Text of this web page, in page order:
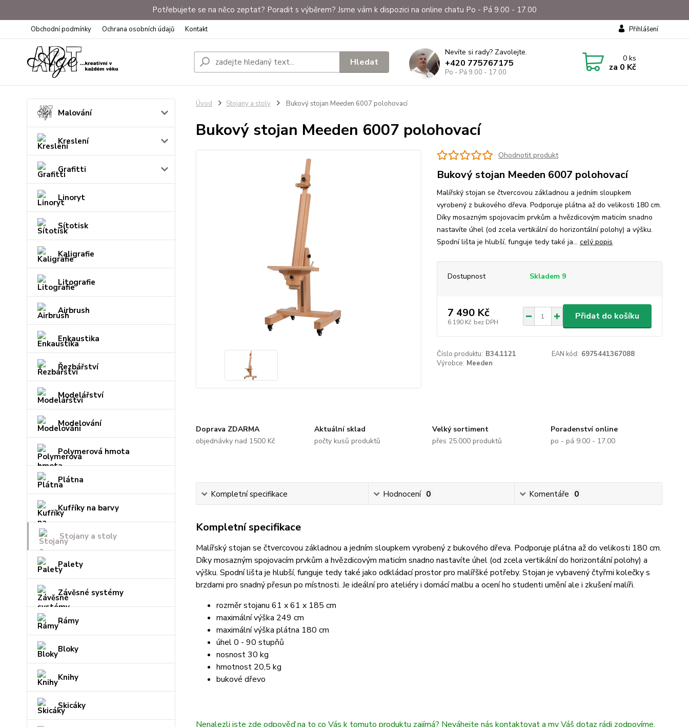
Potřebujete se na něco zeptat? Poradit s výběrem? Jsme vám k dispozici na online chatu Po - Pá 9.00 - 17.00
Obchodní podmínky Ochrana osobních údajů Kontakt Přihlášení
Hledat
Nevíte si rady? Zavolejte.
+420 775767175
Po - Pá 9.00 - 17.00
0ks
za 0 Kč
Malování
Kreslení
Grafitti
Linoryt
Sítotisk
Kaligrafie
Litografie
Airbrush
Enkaustika
Řezbářství
Modelářství
Modelování
Polymerová hmota
Plátna
Kufříky na barvy
Stojany a stoly
Palety
Závěsné systémy
Rámy
Bloky
Knihy
Skicáky
Úvod Stojany a stoly Bukový stojan Meeden 6007 polohovací
Bukový stojan Meeden 6007 polohovací
Ohodnotit produkt
Bukový stojan Meeden 6007 polohovací
Malířský stojan se čtvercovou základnou a jedním sloupkem
vyrobený z bukového dřeva. Podporuje plátna až do velikosti 180 cm.
Díky mosazným spojovacím prvkům a hvězdicovým maticím snadno
nastavíte úhel (od zcela vertikální do horizontální polohy) a výšku.
Spodní lišta je hlubší, funguje tedy také ja... celý popis
Dostupnost Skladem 9
7 490 Kč
6 190 Kč bez DPH
Přidat do košíku
Číslo produktu: B34.1121 EAN kód: 6975441367088
Výrobce: Meeden
Doprava ZDARMA
objednávky nad 1500 Kč
Aktuální sklad
počty kusů produktů
Velký sortiment
přes 25.000 produktů
Poradenství online
po - pá 9.00 - 17.00
Kompletní specifikace Hodnocení 0 Komentáře 0
Kompletní specifikace
Malířský stojan se čtvercovou základnou a jedním sloupkem vyrobený z bukového dřeva. Podporuje plátna až do velikosti 180 cm.
Díky mosazným spojovacím prvkům a hvězdicovým maticím snadno nastavíte úhel (od zcela vertikální do horizontální polohy) a
výšku. Spodní lišta je hlubší, funguje tedy také jako odkládací prostor pro malířšké potřeby. Stojan je vybavený čtyřmi kolečky s
brzdami pro snadný přesun po místnosti. Je ideální pro ateliéry i domácí malbu a ocení ho studenti umění ale i zkušení malíři.
rozměr stojanu 61 x 61 x 185 cm
maximální výška 249 cm
maximální výška plátna 180 cm
úhel 0 - 90 stupňů
nosnost 30 kg
hmotnost 20,5 kg
bukové dřevo
Nenalezli jste zde odpověď na to co Vás k tomuto produktu zajímá? Neváhejte nás kontaktovat a my Váš dotaz rádi zodpovíme.